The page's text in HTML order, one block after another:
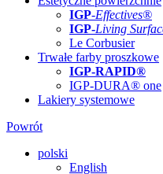
IGP-Effectives®
IGP-Living
Le Corbusier
Trwałe farby proszkowe
IGP-RAPID®
IGP-DURA® one
Lakiery systemowe
Powrót
polski
English